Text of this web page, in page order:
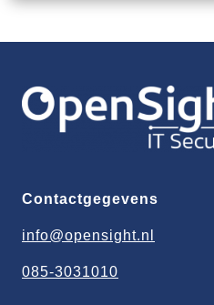
Contactgegevens
info@opensight.nl
085-3031010